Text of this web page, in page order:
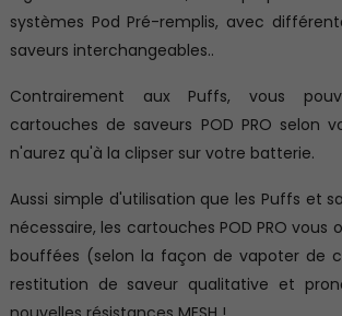
systèmes Pod Pré-remplis, avec
saveurs interchangeables..
Contrairement aux Puffs, vous
cartouches de saveurs POD PRO selon
n'aurez qu'à la clipser sur votre batterie.
Aussi simple d'utilisation que les Puffs et
nécessaire, les cartouches POD PRO vous
bouffées (selon la façon de vapoter de
restitution de saveur qualitative et